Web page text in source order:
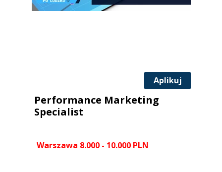
Aplikuj
Warszawa 8.000 - 10.000 PLN
Performance Marketing
Specialist